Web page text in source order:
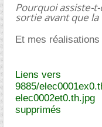
Pourquoi assiste-
sortie avant que la
Et mes réalisations
Liens vers
9885/
elec0002et0.th.jpg
supprimés